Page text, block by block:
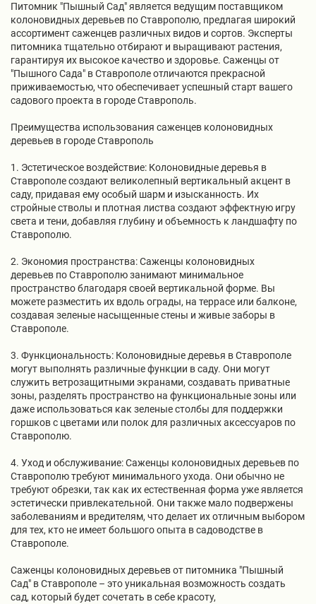
Питомник "Пышный Сад" является ведущим поставщиком
колоновидных деревьев по Ставрополю, предлагая широкий
ассортимент саженцев различных видов и сортов. Эксперты
питомника тщательно отбирают и выращивают растения,
гарантируя их высокое качество и здоровье. Саженцы от
"Пышного Сада" в Ставрополе отличаются прекрасной
приживаемостью, что обеспечивает успешный старт вашего
садового проекта в городе Ставрополь.
Преимущества использования саженцев колоновидных
деревьев в городе Ставрополь
1. Эстетическое воздействие: Колоновидные деревья в
Ставрополе создают великолепный вертикальный акцент в
саду, придавая ему особый шарм и изысканность. Их
стройные стволы и плотная листва создают эффектную игру
света и тени, добавляя глубину и объемность к ландшафту по
Ставрополю.
2. Экономия пространства: Саженцы колоновидных
деревьев по Ставрополю занимают минимальное
пространство благодаря своей вертикальной форме. Вы
можете разместить их вдоль ограды, на террасе или балконе,
создавая зеленые насыщенные стены и живые заборы в
Ставрополе.
3. Функциональность: Колоновидные деревья в Ставрополе
могут выполнять различные функции в саду. Они могут
служить ветрозащитными экранами, создавать приватные
зоны, разделять пространство на функциональные зоны или
даже использоваться как зеленые столбы для поддержки
горшков с цветами или полок для различных аксессуаров по
Ставрополю.
4. Уход и обслуживание: Саженцы колоновидных деревьев по
Ставрополю требуют минимального ухода. Они обычно не
требуют обрезки, так как их естественная форма уже является
эстетически привлекательной. Они также мало подвержены
заболеваниям и вредителям, что делает их отличным выбором
для тех, кто не имеет большого опыта в садоводстве в
Ставрополе.
Саженцы колоновидных деревьев от питомника "Пышный
Сад" в Ставрополе – это уникальная возможность создать
сад, который будет сочетать в себе красоту,